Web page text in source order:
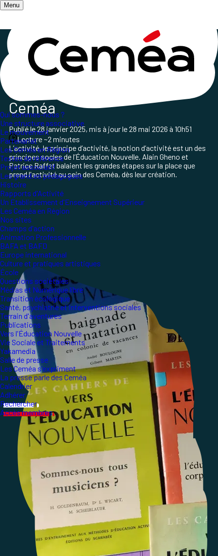
Menu
Qui sommes-nous ?
Une structure associative
Le mouvement
Partenariat
Les Ceméa en Région
Textes de référence
Projet associatif
Les grand.es pédagogues
Histoire
Rapports d'Activité
Un Etablissement d'Enseignement Supérieur
Les Ceméa en Région
Nos sites
Champs d'action
Animation Professionnelle
BAFA et BAFD
Europe international
Culture et pratiques artistiques
École
Questions sociétales
Médias et Numérique libre
Transition écologique
Santé, psychiatrie et interventions sociales
Terrain d'aventures
Publications
Vers l'Éducation Nouvelle
Vie Sociale et Traitements
Yakamedia
Salle de presse
Les Ceméa s'expriment
La presse parle des Ceméa
Calendrier
Adhérer
Rechercher
Accès membres
Accueil/ Qui sommes-nous ? / Histoire des Ceméa
Histoire de l'activité
Ceméa
Publié le28 janvier 2025, mis à jour le28 mai 2026 à 10h51
Lecture ~2 minutes
L’activité, le principe d’activité, la notion d’activité est un des
principes socles de l’Éducation Nouvelle. Alain Gheno et
Patrice Raffet balaient les grandes étapes sur la place que
prend l'activité au sein des Ceméa, dès leur création.